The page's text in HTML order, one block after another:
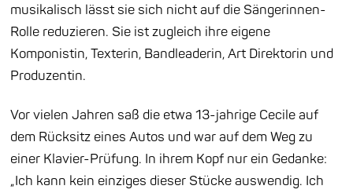
musikalisch lässt sie sich nicht auf die Sängerinnen-
Rolle reduzieren. Sie ist zugleich ihre eigene
Komponistin, Texterin, Bandleaderin, Art Direktorin und
Produzentin.
Vor vielen Jahren saß die etwa 13-jahrige Cecile auf
dem Rücksitz eines Autos und war auf dem Weg zu
einer Klavier-Prüfung. In ihrem Kopf nur ein Gedanke:
„Ich kann kein einziges dieser Stücke auswendig. Ich